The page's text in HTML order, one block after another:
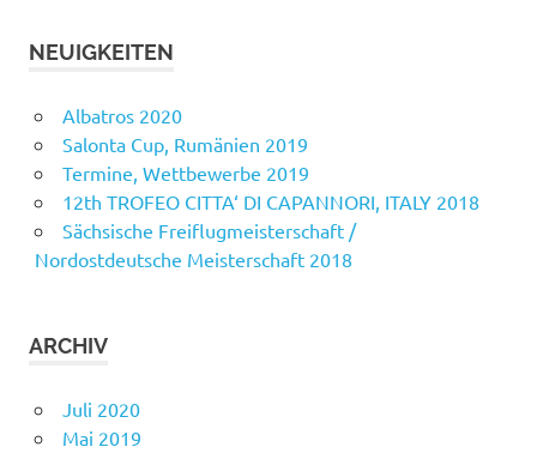
NEUIGKEITEN
Albatros 2020
Salonta Cup, Rumänien 2019
Termine, Wettbewerbe 2019
12th TROFEO CITTA‘ DI CAPANNORI, ITALY 2018
Sächsische Freiflugmeisterschaft /
Nordostdeutsche Meisterschaft 2018
ARCHIV
Juli 2020
Mai 2019